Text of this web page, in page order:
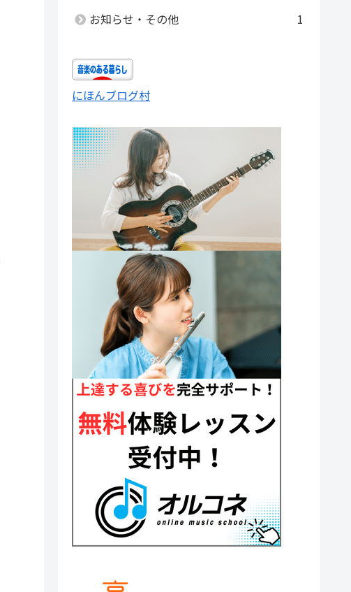
お知らせ・その他 1
にほんブログ村